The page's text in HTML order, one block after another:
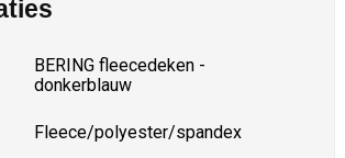
BERING fleecedeken -
donkerblauw
Fleece/polyester/spandex